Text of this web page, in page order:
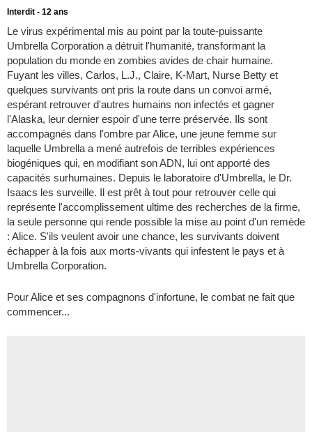
Interdit - 12 ans
Le virus expérimental mis au point par la toute-puissante
Umbrella Corporation a détruit l'humanité, transformant la
population du monde en zombies avides de chair humaine.
Fuyant les villes, Carlos, L.J., Claire, K-Mart, Nurse Betty et
quelques survivants ont pris la route dans un convoi armé,
espérant retrouver d'autres humains non infectés et gagner
l'Alaska, leur dernier espoir d'une terre préservée. Ils sont
accompagnés dans l'ombre par Alice, une jeune femme sur
laquelle Umbrella a mené autrefois de terribles expériences
biogéniques qui, en modifiant son ADN, lui ont apporté des
capacités surhumaines. Depuis le laboratoire d'Umbrella, le Dr.
Isaacs les surveille. Il est prêt à tout pour retrouver celle qui
représente l'accomplissement ultime des recherches de la firme,
la seule personne qui rende possible la mise au point d'un remède
: Alice. S'ils veulent avoir une chance, les survivants doivent
échapper à la fois aux morts-vivants qui infestent le pays et à
Umbrella Corporation.
Pour Alice et ses compagnons d'infortune, le combat ne fait que
commencer...